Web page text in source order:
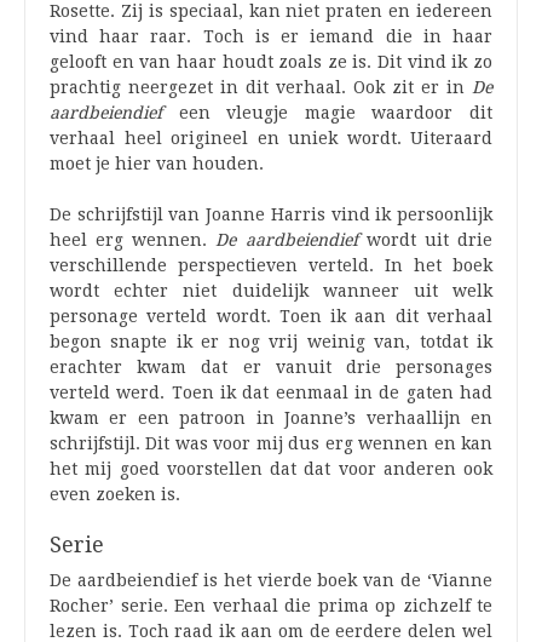
Rosette. Zij is speciaal, kan niet praten en iedereen
vind haar raar. Toch is er iemand die in haar
gelooft en van haar houdt zoals ze is. Dit vind ik zo
prachtig neergezet in dit verhaal. Ook zit er in De
aardbeiendiefeen vleugje magie waardoor dit
verhaal heel origineel en uniek wordt. Uiteraard
moet je hier van houden.
De schrijfstijl van Joanne Harris vind ik persoonlijk
heel erg wennen. De aardbeiendiefwordt uit drie
verschillende perspectieven verteld. In het boek
wordt echter niet duidelijk wanneer uit welk
personage verteld wordt. Toen ik aan dit verhaal
begon snapte ik er nog vrij weinig van, totdat ik
erachter kwam dat er vanuit drie personages
verteld werd. Toen ik dat eenmaal in de gaten had
kwam er een patroon in Joanne’s verhaallijn en
schrijfstijl. Dit was voor mij dus erg wennen en kan
het mij goed voorstellen dat dat voor anderen ook
even zoeken is.
Serie
De aardbeiendief is het vierde boek van de ‘Vianne
Rocher’ serie. Een verhaal die prima op zichzelf te
lezen is. Toch raad ik aan om de eerdere delen wel